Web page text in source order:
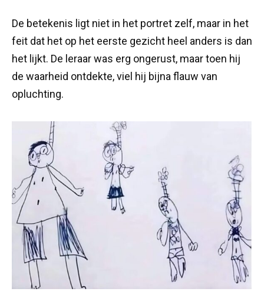
De betekenis ligt niet in het portret zelf, maar in het
feit dat het op het eerste gezicht heel anders is dan
het lijkt. De leraar was erg ongerust, maar toen hij
de waarheid ontdekte, viel hij bijna flauw van
opluchting.